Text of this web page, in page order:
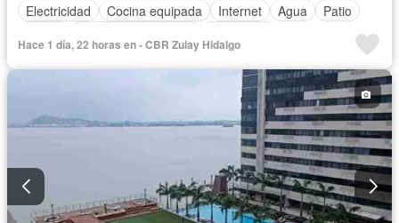
Electricidad
Cocina equipada Internet Agua
Patio
Cancha de tenis
Wifi Completamente amoblado
Hace 1 día, 22 horas en - CBR Zulay Hidalgo